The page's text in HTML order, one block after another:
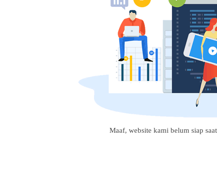
Maaf, website kami belum siap